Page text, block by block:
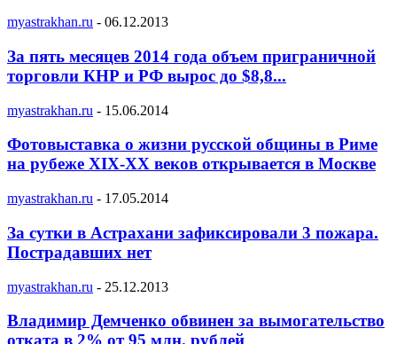
myastrakhan.ru - 06.12.2013
За пять месяцев 2014 года объем приграничной
торговли КНР и РФ вырос до $8,8...
myastrakhan.ru - 15.06.2014
Фотовыставка о жизни русской общины в Риме
на рубеже XIX-XX веков открывается в Москве
myastrakhan.ru - 17.05.2014
За сутки в Астрахани зафиксировали 3 пожара.
Пострадавших нет
myastrakhan.ru - 25.12.2013
Владимир Демченко обвинен за вымогательство
отката в 2% от 95 млн. рублей